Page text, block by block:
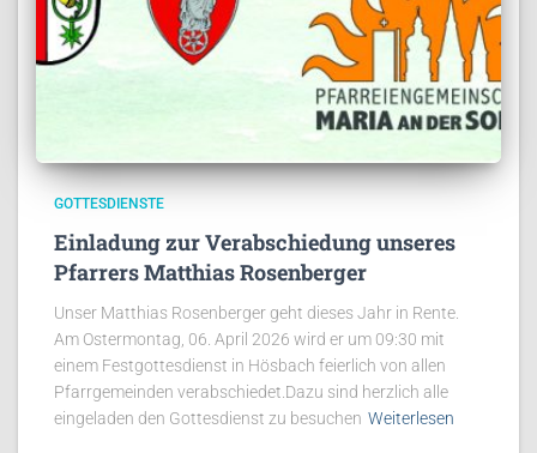
GOTTESDIENSTE
Einladung zur Verabschiedung unseres
Pfarrers Matthias Rosenberger
Unser Matthias Rosenberger geht dieses Jahr in Rente.
Am Ostermontag, 06. April 2026 wird er um 09:30 mit
einem Festgottesdienst in Hösbach feierlich von allen
Pfarrgemeinden verabschiedet.Dazu sind herzlich alle
eingeladen den Gottesdienst zu besuchen Weiterlesen